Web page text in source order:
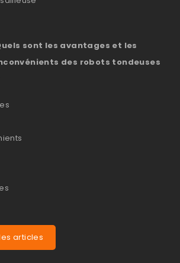
sont les avantages et les
des robots tondeuses
articles